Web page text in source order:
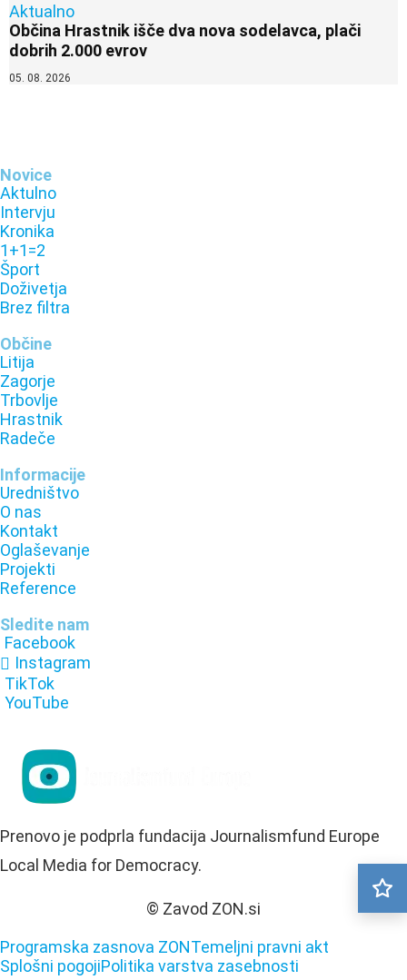
Aktualno
Občina Hrastnik išče dva nova sodelavca, plači
dobrih 2.000 evrov
05. 08. 2026
Novice
Aktulno
Intervju
Kronika
1+1=2
Šport
Doživetja
Brez filtra
Občine
Litija
Zagorje
Trbovlje
Hrastnik
Radeče
Informacije
Uredništvo
O nas
Kontakt
Oglaševanje
Projekti
Reference
Sledite nam
Facebook
Instagram
TikTok
YouTube
Prenovo je podprla fundacija Journalismfund Europe
Local Media for Democracy.
© Zavod ZON.si
Programska zasnova ZONTemeljni pravni akt
Splošni pogojiPolitika varstva zasebnosti